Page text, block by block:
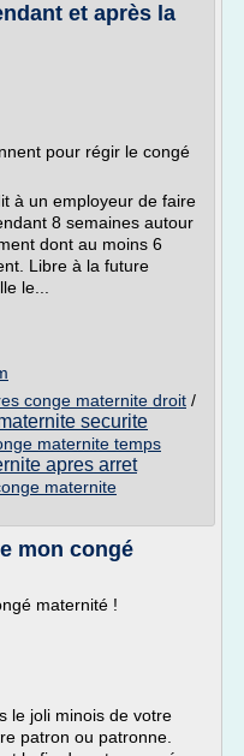
et après la
pour régir le congé
à un employeur de faire
8 semaines autour
dont au moins 6
Libre à la future
le...
conge maternite droit /
securite
maternite temps
apres arret
maternite
mon congé
maternité !
le joli minois de votre
patron ou patronne.